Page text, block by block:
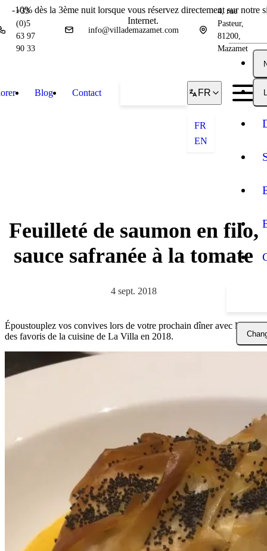
-10% dès la 3ème nuit lorsque vous réservez directement sur notre
Internet.
+33
(0)5
63 97
90 33
info@villademazamet.com
4, rue
Pasteur,
81200,
Mazamet
Blog Contact FR
FR
EN
Feuilleté de saumon en filo,
sauce safranée à la tomate
4 sept. 2018
Époustouplez vos convives lors de votre prochain dîner avec l’un
des favoris de la cuisine de La Villa en 2018.